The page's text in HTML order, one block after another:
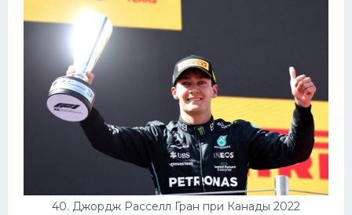
40. Джордж Расселл Гран при Канады 2022